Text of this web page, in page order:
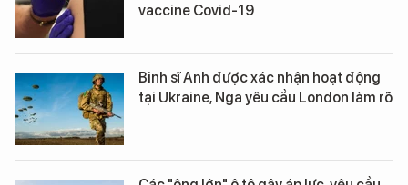
vaccine Covid-19
Binh sĩ Anh được xác nhận hoạt động
tại Ukraine, Nga yêu cầu London làm rõ